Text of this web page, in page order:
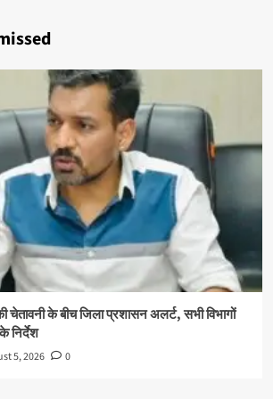
की चेतावनी के बीच जिला प्रशासन अलर्ट, सभी विभागों
निर्देश
5, 2026 0